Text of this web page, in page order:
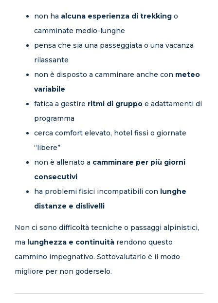
non ha alcuna esperienza di trekking o
camminate medio-lunghe
pensa che sia una passeggiata o una vacanza
rilassante
non è disposto a camminare anche con meteo
variabile
fatica a gestire ritmi di gruppo e adattamenti di
programma
cerca comfort elevato, hotel fissi o giornate
“libere”
non è allenato a camminare per più giorni
consecutivi
ha problemi fisici incompatibili con lunghe
distanze e dislivelli
Non ci sono difficoltà tecniche o passaggi alpinistici,
ma lunghezza e continuità rendono questo
cammino impegnativo. Sottovalutarlo è il modo
migliore per non goderselo.